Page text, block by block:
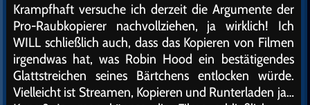
Krampfhaft versuche ich derzeit die Argumente der
Pro-Raubkopierer nachvollziehen, ja wirklich! Ich
WILL schließlich auch, dass das Kopieren von Filmen
irgendwas hat, was Robin Hood ein bestätigendes
Glattstreichen seines Bärtchens entlocken würde.
Vielleicht ist Streamen, Kopieren und Runterladen ja…